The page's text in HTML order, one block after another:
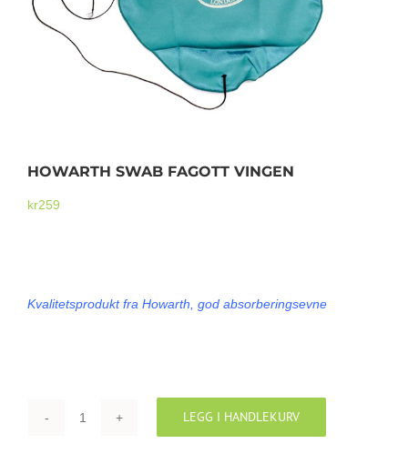
Stativer og lys
Mikrofoner
HOWARTH SWAB FAGOTT VINGEN
kr259
Kvalitetsprodukt fra Howarth, god absorberingsevne
LEGG I HANDLEKURV